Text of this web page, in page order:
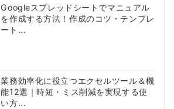
Googleスプレッドシートでマニュアル
を作成する方法！作成のコツ・テンプレ
ート...
業務効率化に役立つエクセルツール＆機
能12選｜時短・ミス削減を実現する使
い方...